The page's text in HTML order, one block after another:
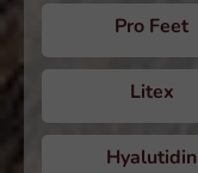
Pro Feet
Litex
Hyalutidin